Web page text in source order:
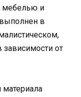
мебелью и
в
зависимости от